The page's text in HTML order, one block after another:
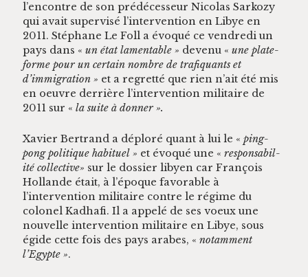
l’encontre de son prédécesseur Nico­las Sarkozy
qui avait super­visé l’intervention en Libye en
2011. Stéphane Le Foll a évo­qué ce ven­dre­di un
pays dans «un état lam­en­ta­ble » devenu «une plate­
forme pour un cer­tain nom­bre de trafi­quants et
d’immigration » et a regret­té que rien n’ait été mis
en oeu­vre der­rière l’intervention mil­i­taire de
2011 sur «la suite à donner ».
Xavier Bertrand a déploré quant à lui le «ping-
pong poli­tique habituel » et évo­qué une «respon­s­abil­
ité col­lec­tive» sur le dossier libyen car François
Hol­lande était, à l’époque favor­able à
l’intervention mil­i­taire con­tre le régime du
colonel Kad­hafi. Il a appelé de ses voeux une
nou­velle inter­ven­tion mil­i­taire en Libye, sous
égide cette fois des pays arabes, «notam­ment
l’Egypte ».